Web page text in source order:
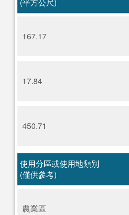
(平方公尺)
167.17
17.84
450.71
使用分區或使用地類別
(僅供參考)
農業區